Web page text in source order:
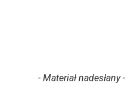
- Materiał nadesłany -